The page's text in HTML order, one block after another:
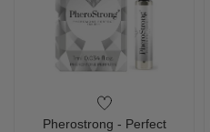
Pherostrong - Perfect